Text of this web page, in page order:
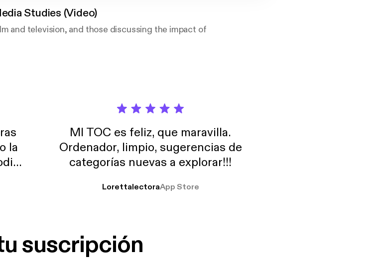
Studies (Video)
and television, and those discussing the impact of
la
de
MI TOC es feliz, que maravilla.
Ordenador, limpio, sugerencias de
categorías nuevas a explorar!!!
LorettalectoraApp Store
suscripción